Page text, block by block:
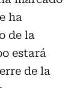
ha
de la
estará
de la